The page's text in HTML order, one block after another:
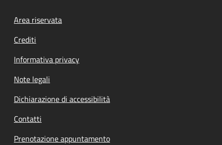
Footer menu
Area riservata
Crediti
Informativa privacy
Note legali
Dichiarazione di accessibilità
Contatti
Prenotazione appuntamento